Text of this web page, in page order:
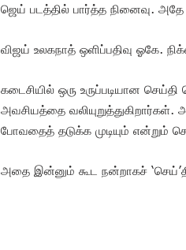
ஜெய் படத்தில் பார்த்த நினைவு.
விஜய் உலகநாத் ஒளிப்பதிவு ஓகே.
கடைசியில் ஒரு உருப்படியான
அவசியத்தை வலியுறுத்துகிறார்கள்.
போவதைத் தடுக்க முடியும் என்றும்
அதை இன்னும் கூட நன்றாகச்